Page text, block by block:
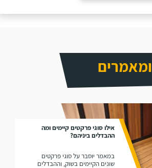
ומאמרים
אילו סוגי פרקטים קיימים ומה
ההבדלים ביניהם?
במאמר יוסבר על סוגי פרקטים
שונים הקיימים בשוק, וההבדלים